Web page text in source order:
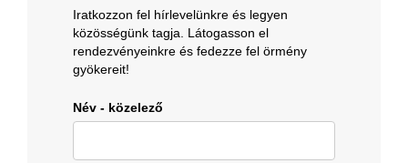
Iratkozzon fel hírlevelünkre és legyen
közösségünk tagja. Látogasson el
rendezvényeinkre és fedezze fel örmény
gyökereit!
Név - közelező